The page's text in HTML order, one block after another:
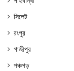
সিলেট
রংপুর
গাজীপুর
পঞ্চগড়